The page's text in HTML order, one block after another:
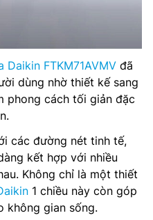
Daikin FTKM71AVMV đã
dùng nhờ thiết kế sang
phong cách tối giản đặc
các đường nét tinh tế,
kết hợp với nhiều
Không chỉ là một thiết
1 chiều này còn góp
không gian sống.